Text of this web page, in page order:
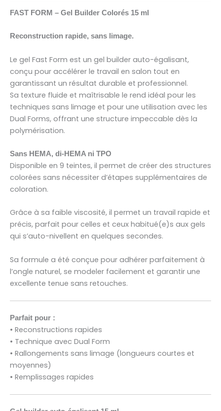
FAST FORM – Gel Builder Colorés 15 ml
Reconstruction rapide, sans limage.
Le gel Fast Form est un gel builder auto-égalisant,
conçu pour accélérer le travail en salon tout en
garantissant un résultat durable et professionnel.
Sa texture fluide et maîtrisable le rend idéal pour les
techniques sans limage et pour une utilisation avec les
Dual Forms, offrant une structure impeccable dès la
polymérisation.
Sans HEMA, di-HEMA ni TPO
Disponible en 9 teintes, il permet de créer des structures
colorées sans nécessiter d’étapes supplémentaires de
coloration.
Grâce à sa faible viscosité, il permet un travail rapide et
précis, parfait pour celles et ceux habitué(e)s aux gels
qui s’auto-nivellent en quelques secondes.
Sa formule a été conçue pour adhérer parfaitement à
l’ongle naturel, se modeler facilement et garantir une
excellente tenue sans retouches.
Parfait pour :
• Reconstructions rapides
• Technique avec Dual Form
• Rallongements sans limage (longueurs courtes et
moyennes)
• Remplissages rapides